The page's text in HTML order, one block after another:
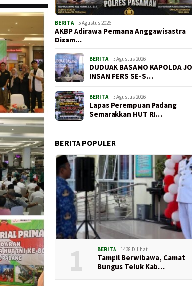
BERITA 5 Agustus 2026
AKBP Adirawa Permana Anggawisastra
Disam…
BERITA 5 Agustus 2026
DUDUAK BASAMO KAPOLDA JO
INSAN PERS SE-S…
BERITA 5 Agustus 2026
Lapas Perempuan Padang
Semarakkan HUT RI…
BERITA POPULER
1 BERITA 1438 Dilihat
Tampil Berwibawa, Camat
Bungus Teluk Kab…